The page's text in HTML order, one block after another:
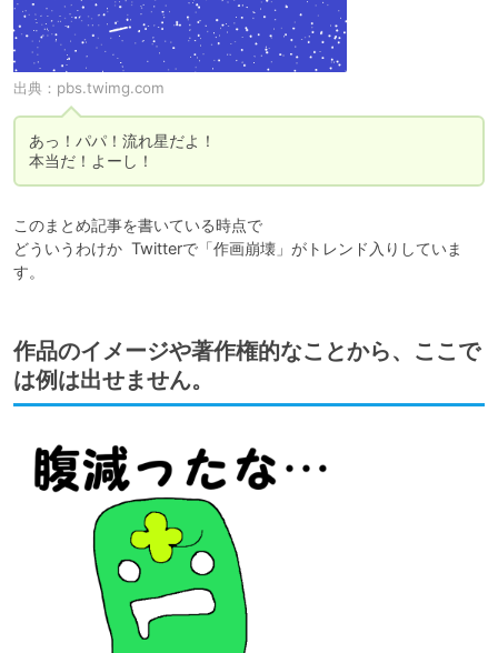
出典： pbs.twimg.com
あっ！パパ！流れ星だよ！
本当だ！よーし！
このまとめ記事を書いている時点で
どういうわけか  Twitterで「作画崩壊」がトレンド入りしていま
す。
作品のイメージや著作権的なことから、ここで
は例は出せません。